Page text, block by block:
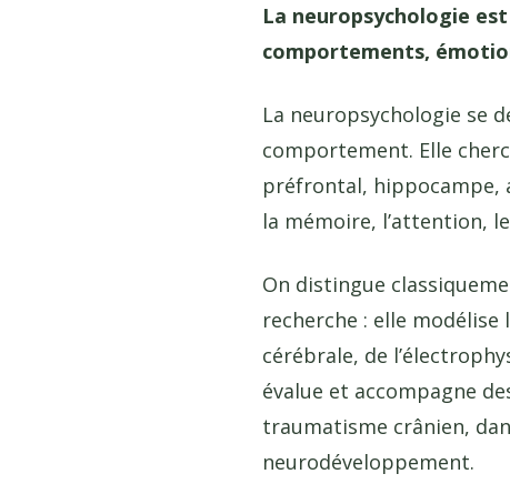
La neuropsychologie
comportements,
La neuropsychologie se
comportement. Elle
préfrontal, hippocampe,
la mémoire, l’attention,
On distingue
recherche : elle
cérébrale, de
évalue et accompagne
traumatisme crânien,
neurodéveloppement.